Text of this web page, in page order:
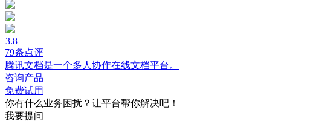
3.8
79条点评
腾讯文档是一个多人协作在线文档平台。
咨询产品
免费试用
你有什么业务困扰？让平台帮你解决吧！
我要提问